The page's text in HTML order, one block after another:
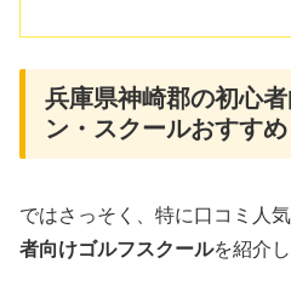
兵庫県神崎郡の初心
ン・スクールおすす
ではさっそく、特に口コミ人
者向けゴルフスクールを紹介